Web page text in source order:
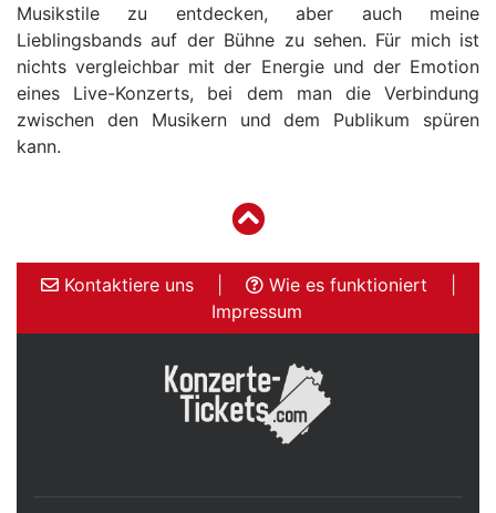
Musikstile zu entdecken, aber auch meine
Lieblingsbands auf der Bühne zu sehen. Für mich ist
nichts vergleichbar mit der Energie und der Emotion
eines Live-Konzerts, bei dem man die Verbindung
zwischen den Musikern und dem Publikum spüren
kann.
Kontaktiere uns Wie es funktioniert
Impressum